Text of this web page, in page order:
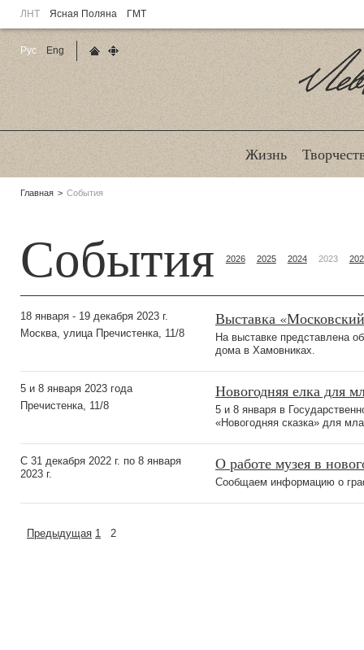
ЛНТ Ясная Поляна ГМТ
Жизнь
Родительские
Главная События
События 2026 2025 2024 2023
18 января - 19 декабря 2023 г.
Москва, улица Пречистенка, 11/8
Выставка
На выставке представлена
дома в Хамовниках.
5 и 8 января 2023 года
Пречистенка, 11/8
Новогодняя елка для
5 и 8 января в
«Новогодняя сказка» для
С 31 декабря 2022 г. по 8 января
2023 г.
О работе музея в
Сообщаем информацию о
Предыдущая 1 2
Рус
Eng